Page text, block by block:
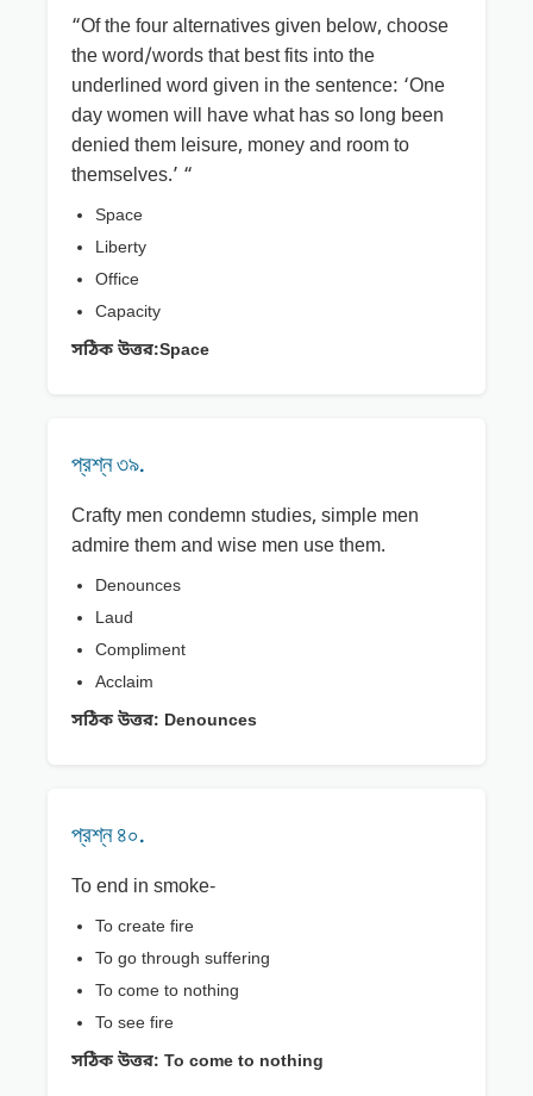
“Of the four alternatives given below, choose
the word/words that best fits into the
underlined word given in the sentence: ‘One
day women will have what has so long been
denied them leisure, money and room to
themselves.’ “
Space
Liberty
Office
Capacity
সঠিক উত্তর:Space
প্রশ্ন ৩৯.
Crafty men condemn studies, simple men
admire them and wise men use them.
Denounces
Laud
Compliment
Acclaim
সঠিক উত্তর: Denounces
প্রশ্ন ৪০.
To end in smoke-
To create fire
To go through suffering
To come to nothing
To see fire
সঠিক উত্তর: To come to nothing